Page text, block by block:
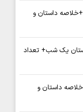
داستان و
یک شب+ تعداد
داستان و